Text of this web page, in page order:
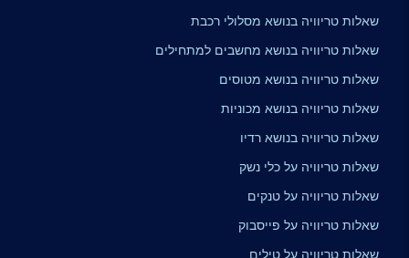
שאלות טריוויה בנושא מסלולי רכבת
שאלות טריוויה בנושא מחשבים למתחילים
שאלות טריוויה בנושא מטוסים
שאלות טריוויה בנושא מכוניות
שאלות טריוויה בנושא רדיו
שאלות טריוויה על כלי נשק
שאלות טריוויה על טנקים
שאלות טריוויה על פייסבוק
שאלות טריוויה על טילים